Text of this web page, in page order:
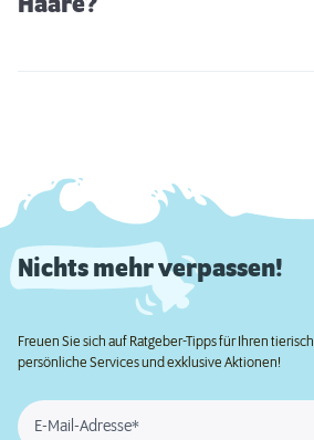
Nichts mehr verpassen!
Freuen Sie sich auf Ratgeber-Tipps für Ihren
persönliche Services und exklusive Aktionen!
E-Mail-Adresse*